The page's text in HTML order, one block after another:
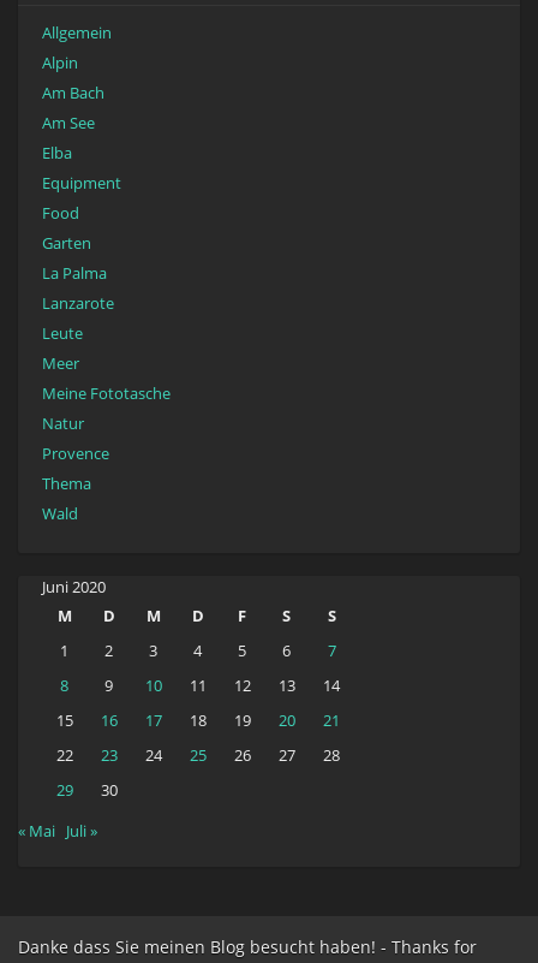
Allgemein
Alpin
Am Bach
Am See
Elba
Equipment
Food
Garten
La Palma
Lanzarote
Leute
Meer
Meine Fototasche
Natur
Provence
Thema
Wald
Juni 2020
M
D M D F S
S
1
2 3 4 5 6
7
8
9 10 11 12 13
14
15
16 17 18 19 20
21
22
23 24 25 26 27
28
29
30
« Mai Juli »
Danke dass Sie meinen Blog besucht haben! - Thanks for